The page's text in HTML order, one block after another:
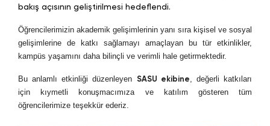
bakış açısının geliştirilmesi hedeflendi.
Öğrencilerimizin akademik gelişimlerinin yanı sıra kişisel ve sosyal
gelişimlerine de katkı sağlamayı amaçlayan bu tür etkinlikler,
kampüs yaşamını daha bilinçli ve verimli hale getirmektedir.
Bu anlamlı etkinliği düzenleyen SASU ekibine, değerli katkıları
için kıymetli konuşmacımıza ve katılım gösteren tüm
öğrencilerimize teşekkür ederiz.